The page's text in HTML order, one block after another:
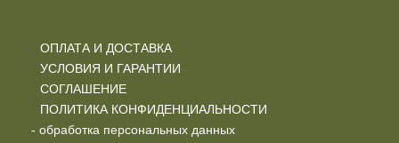
ОПЛАТА И ДОСТАВКА
УСЛОВИЯ И ГАРАНТИИ
СОГЛАШЕНИЕ
ПОЛИТИКА КОНФИДЕНЦИАЛЬНОСТИ
- обработка персональных данных